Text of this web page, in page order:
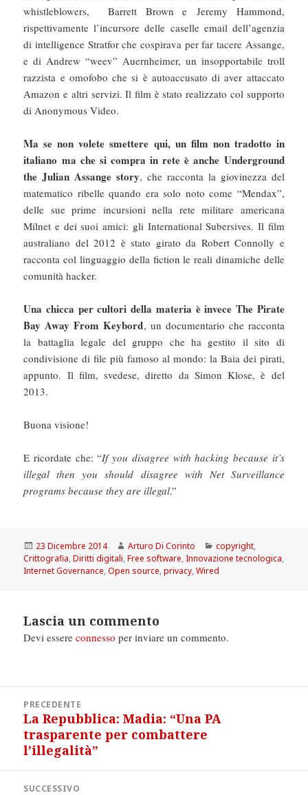
whistleblowers, Barrett Brown e Jeremy Hammond,
rispettivamente l’incursore delle caselle email dell’agenzia
di intelligence Stratfor che cospirava per far tacere Assange,
e di Andrew “weev” Auernheimer, un insopportabile troll
razzista e omofobo che si è autoaccusato di aver attaccato
Amazon e altri servizi. Il film è stato realizzato col supporto
di Anonymous Video.
Ma se non volete smettere qui, un film non tradotto in
italiano ma che si compra in rete è anche Underground
the Julian Assange story, che racconta la giovinezza del
matematico ribelle quando era solo noto come “Mendax”,
delle sue prime incursioni nella rete militare americana
Milnet e dei suoi amici: gli International Subersives. Il film
australiano del 2012 è stato girato da Robert Connolly e
racconta col linguaggio della fiction le reali dinamiche delle
comunità hacker.
Una chicca per cultori della materia è invece The Pirate
Bay Away From Keybord, un documentario che racconta
la battaglia legale del gruppo che ha gestito il sito di
condivisione di file più famoso al mondo: la Baia dei pirati,
appunto. Il film, svedese, diretto da Simon Klose, è del
2013.
Buona visione!
E ricordate che: “If you disagree with hacking because it’s
illegal then you should disagree with Net Surveillance
programs because they are illegal.”
Scritto
il
23 Dicembre 2014 Autore
Arturo Di Corinto Categorie
copyright,
Crittografia,Diritti digitali,Free software,Innovazione tecnologica,
Internet Governance,Open source,privacy,Wired
Lascia un commento
Devi essereconnesso per inviare un commento.
articoliPRECEDENTE
Articolo
precedente:
La Repubblica: Madia: “Una PA
trasparente per combattere
l’illegalità”
SUCCESSIVO